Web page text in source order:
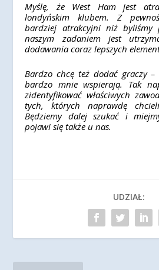
Myślę, że West Ham jest
londyńskim klubem. Z
bardziej atrakcyjni niż byliśmy
naszym zadaniem jest
dodawania coraz lepszych
Bardzo chcę też dodać graczy
bardzo mnie wspierają. Tak
zidentyfikować właściwych
tych, których naprawdę
Będziemy dalej szukać i
pojawi się także u nas.
UDZIAŁ: